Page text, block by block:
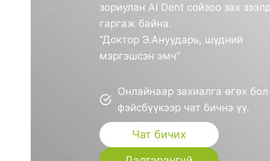
зориулан AI Dent сойзоо зах
гаргаж байна.
“Доктор Э.Ануударь, шүдний
мэргэшсэн эмч”
Онлайнаар захиалга өгөх бол
фэйсбүүкээр чат бичнэ үү.
Чат бичих